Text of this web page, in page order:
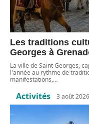
Les traditions
Georges à
La ville de Saint Georges,
l'année au rythme de
manifestations,…
Activités 3 août 2026